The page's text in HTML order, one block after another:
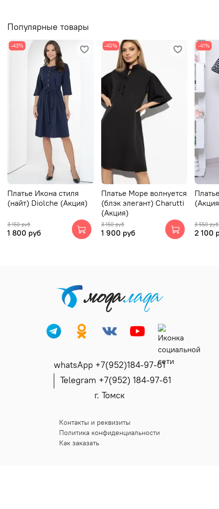
Популярные товары
-43%
Платье Икона стиля
(найт) Diolche (Акция)
3 150 руб
1 800 руб
-40%
Платье Море волнуется
(блэк элегант) Charutti
(Акция)
3 150 руб
1 900 руб
-41%
3 550 руб
2 100
whatsApp +7(952)184-97-61
Telegram +7(952) 184-97-61
г. Томск
Контакты и реквизиты
Политика конфиденциальности
Как заказать